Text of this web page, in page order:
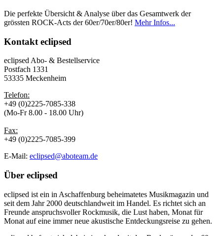
Die perfekte Übersicht & Analyse über das Gesamtwerk der
grössten ROCK-Acts der 60er/70er/80er! Mehr Infos...
Kontakt eclipsed
eclipsed Abo- & Bestellservice
Postfach 1331
53335 Meckenheim
Telefon:
+49 (0)2225-7085-338
(Mo-Fr 8.00 - 18.00 Uhr)
Fax:
+49 (0)2225-7085-399
E-Mail: eclipsed@aboteam.de
Über eclipsed
eclipsed ist ein in Aschaffenburg beheimatetes Musikmagazin und
seit dem Jahr 2000 deutschlandweit im Handel. Es richtet sich an
Freunde anspruchsvoller Rockmusik, die Lust haben, Monat für
Monat auf eine immer neue akustische Entdeckungsreise zu gehen.